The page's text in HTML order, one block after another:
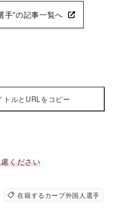
手”の記事一覧へ
トルとURLをコピー
ください
在籍するカープ外国人選手